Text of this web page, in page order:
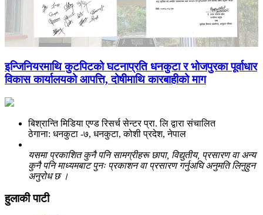
इन्जिनियरमाथि कुटपिटको घटनाप्रति धनकुटा र भोजपुरका पूर्वाधार
विकास कार्यालयको आपत्ति, दोषीमाथि कारबाहीको माग
बिश्रान्ति मिडिया एण्ड रिसर्च सेन्टर प्रा. लि द्वारा संचालित
ठेगाना: धनकुटा -७, धनकुटा, कोशी प्रदेश, नेपाल
यसमा प्रकाशित कुनै पनि सामग्रीहरू छापा, विद्युतीय, प्रसारण वा अन्य
कुनै पनि माध्यमबाट पुनः प्रकाशन वा प्रसारण गर्नुअघि अनुमति लिनुहुन
अनुरोध छ ।
हुलाकी पाटी